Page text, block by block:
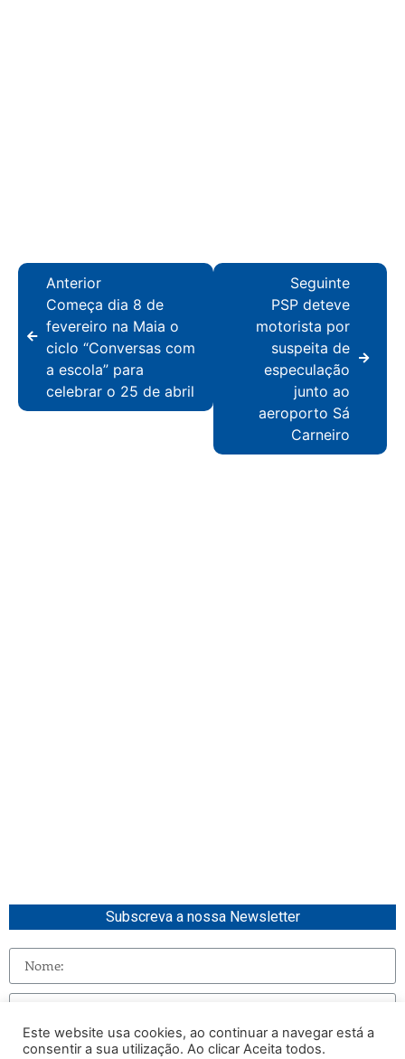
Anterior
Começa dia 8 de
fevereiro na Maia o
ciclo “Conversas com
a escola” para
celebrar o 25 de abril
Seguinte
PSP deteve
motorista por
suspeita de
especulação
junto ao
aeroporto Sá
Carneiro
Subscreva a nossa Newsletter
Este website usa cookies, ao continuar a navegar está a
consentir a sua utilização. Ao clicar Aceita todos.